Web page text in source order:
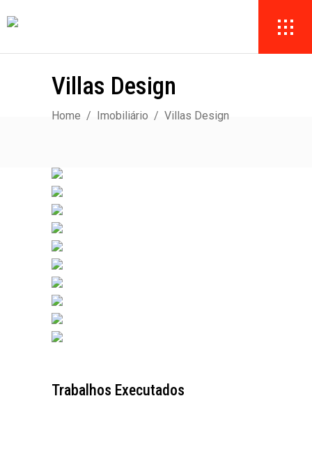
Villas Design
Home / Imobiliário / Villas Design
Trabalhos Executados